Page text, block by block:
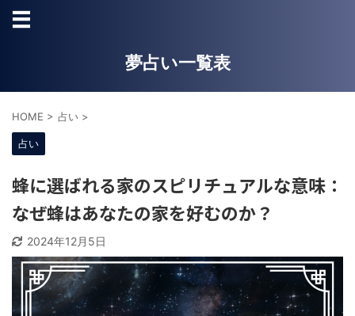
夢占い一覧表
HOME > 占い >
占い
蜂に選ばれる家のスピリチュアルな意味：
なぜ蜂はあなたの家を好むのか？
2024年12月5日